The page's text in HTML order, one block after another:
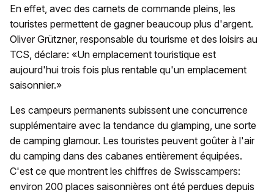
En effet, avec des carnets de commande pleins, les
touristes permettent de gagner beaucoup plus d'argent.
Oliver Grützner, responsable du tourisme et des loisirs au
TCS, déclare: «Un emplacement touristique est
aujourd'hui trois fois plus rentable qu'un emplacement
saisonnier.»
Les campeurs permanents subissent une concurrence
supplémentaire avec la tendance du glamping, une sorte
de camping glamour. Les touristes peuvent goûter à l'air
du camping dans des cabanes entièrement équipées.
C'est ce que montrent les chiffres de Swisscampers:
environ 200 places saisonnières ont été perdues depuis